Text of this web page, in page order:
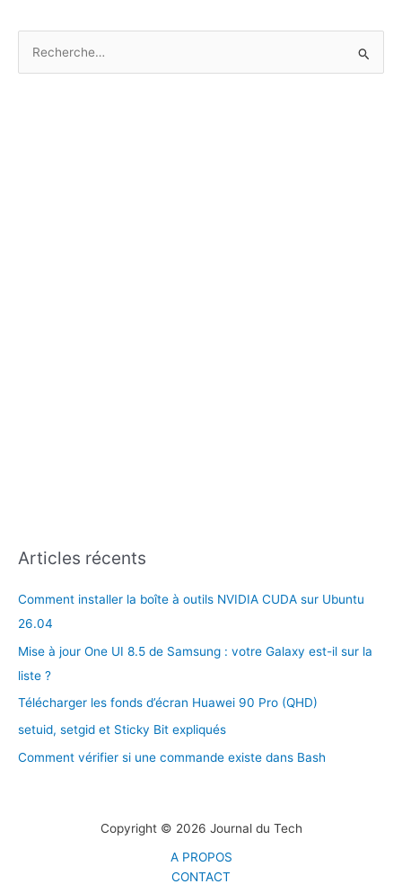
Articles récents
Comment installer la boîte à outils NVIDIA CUDA sur Ubuntu
26.04
Mise à jour One UI 8.5 de Samsung : votre Galaxy est-il sur la
liste ?
Télécharger les fonds d’écran Huawei 90 Pro (QHD)
setuid, setgid et Sticky Bit expliqués
Comment vérifier si une commande existe dans Bash
Copyright © 2026 Journal du Tech
A PROPOS
CONTACT